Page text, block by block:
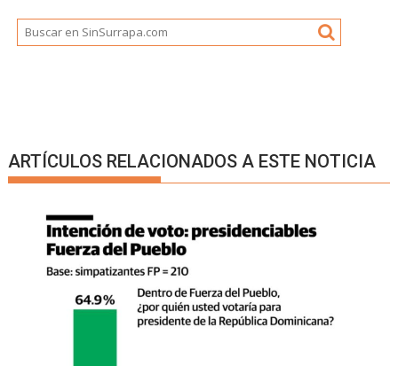
ARTÍCULOS RELACIONADOS A ESTE NOTICIA